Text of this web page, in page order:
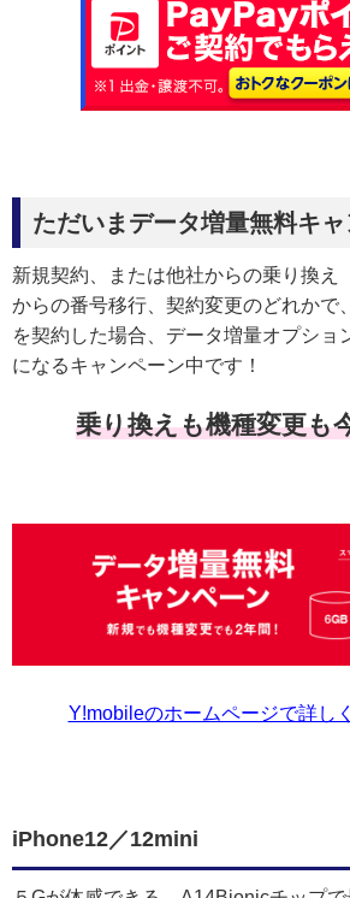
ただいまデータ増量無料キャ
新規契約、または他社からの乗り換え
からの番号移行、契約変更のどれかで
を契約した場合、データ増量オプショ
になるキャンペーン中です！
乗り換えも機種変更も
Y!mobileのホームページで詳し
iPhone12／12mini